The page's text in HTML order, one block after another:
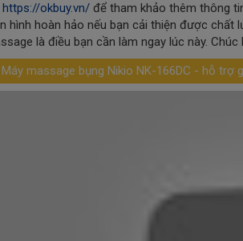
https://okbuy.vn/ để tham khảo thêm thông
hình hoàn hảo nếu bạn cải thiện được chất
là điều bạn cần làm ngay lúc này.
massage bụng Nikio NK-166DC - hỗ trợ